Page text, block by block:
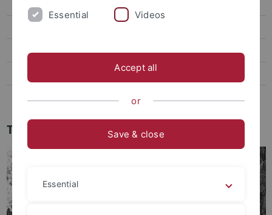
Team
Essential Videos
Accept all
or
Save & close
Essential